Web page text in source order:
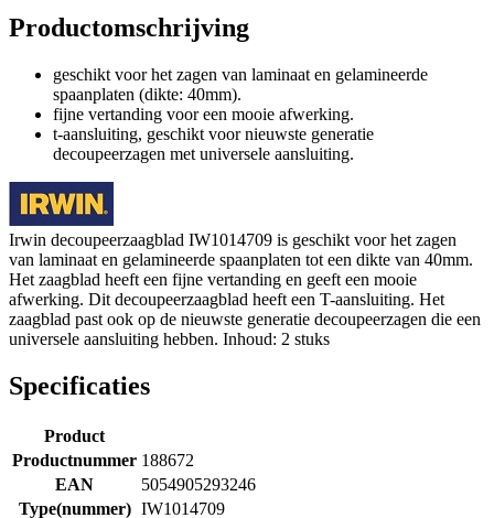
Productomschrijving
geschikt voor het zagen van laminaat en gelamineerde
spaanplaten (dikte: 40mm).
fijne vertanding voor een mooie afwerking.
t-aansluiting, geschikt voor nieuwste generatie
decoupeerzagen met universele aansluiting.
Irwin decoupeerzaagblad IW1014709 is geschikt voor het zagen
van laminaat en gelamineerde spaanplaten tot een dikte van 40mm.
Het zaagblad heeft een fijne vertanding en geeft een mooie
afwerking. Dit decoupeerzaagblad heeft een T-aansluiting. Het
zaagblad past ook op de nieuwste generatie decoupeerzagen die een
universele aansluiting hebben. Inhoud: 2 stuks
Specificaties
Product
Productnummer 188672
EAN
5054905293246
Type(nummer) IW1014709